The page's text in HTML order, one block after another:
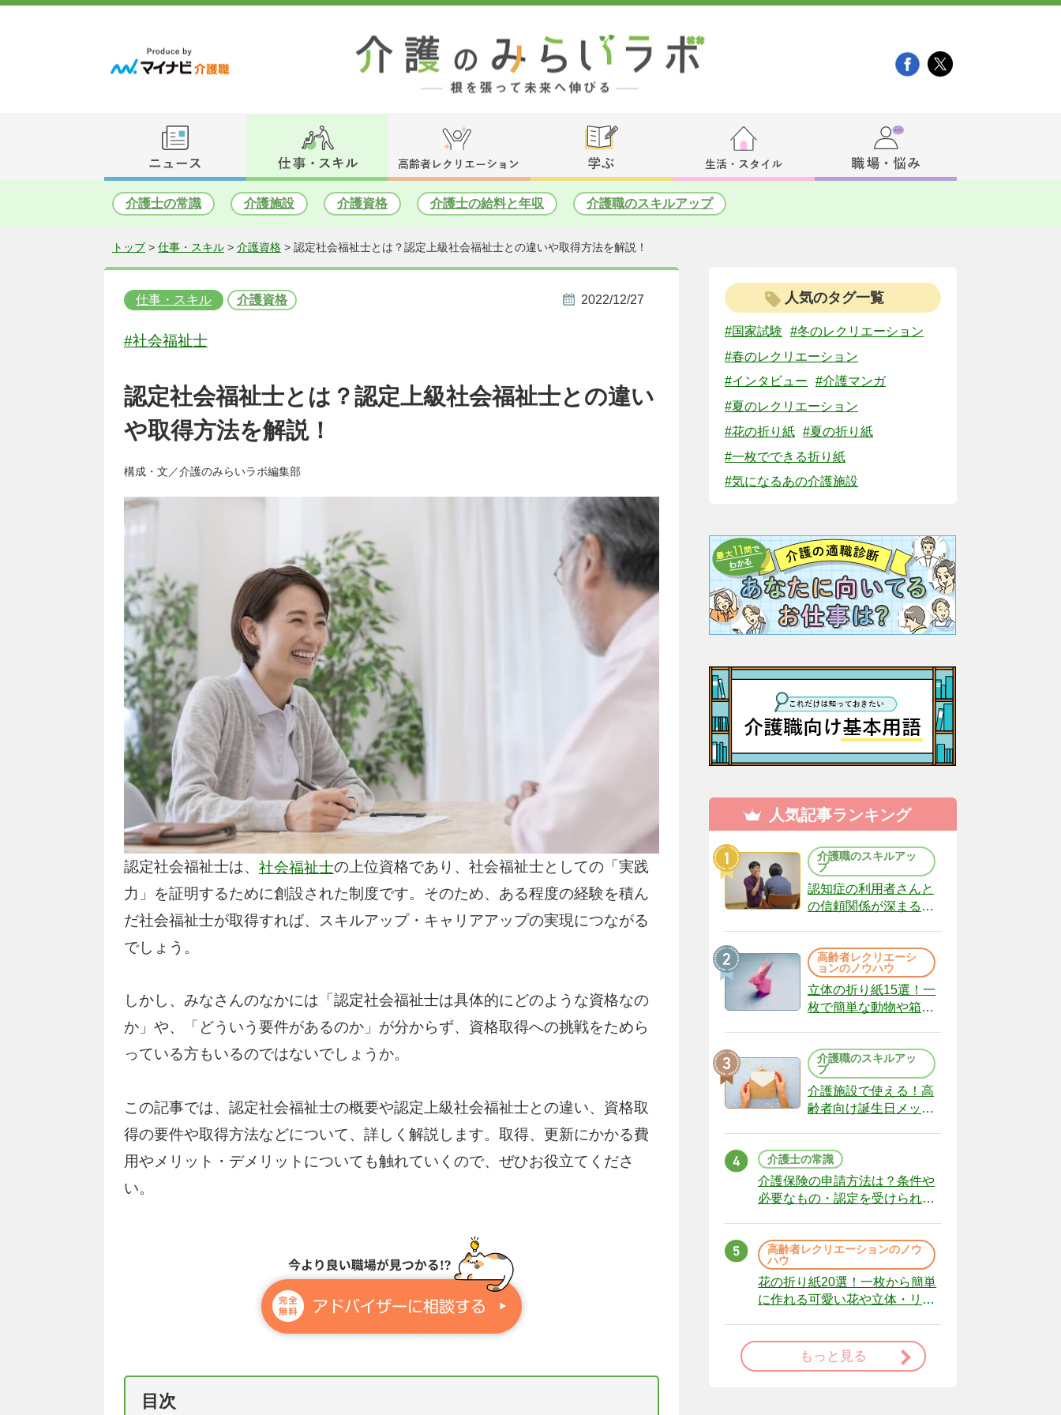
介護士の常識 介護施設 介護資格 介護士の給料と年収 介護職のスキルアップ
トップ> 仕事・スキル > 介護資格 > 認定社会福祉士とは？認定上級社会福祉士との違いや取得方法を解説！
仕事・スキル 介護資格 2022/12/27
#社会福祉士
認定社会福祉士とは？認定上級社会福祉士との違い
や取得方法を解説！
構成・文／介護のみらいラボ編集部
認定社会福祉士は、 社会福祉士の上位資格であり、社会福祉士としての「実践
力」を証明するために創設された制度です。そのため、ある程度の経験を積ん
だ社会福祉士が取得すれば、スキルアップ・キャリアアップの実現につながる
でしょう。
しかし、みなさんのなかには「認定社会福祉士は具体的にどのような資格なの
か」や、「どういう要件があるのか」が分からず、資格取得への挑戦をためら
っている方もいるのではないでしょうか。
この記事では、認定社会福祉士の概要や認定上級社会福祉士との違い、資格取
得の要件や取得方法などについて、詳しく解説します。取得、更新にかかる費
用やメリット・デメリットについても触れていくので、ぜひお役立てくださ
い。
目次
人気のタグ一覧
#国家試験
#冬のレクリエーション
#春のレクリエーション
#インタビュー
#介護マンガ
#夏のレクリエーション
#花の折り紙 #夏の折り紙
#一枚でできる折り紙
#気になるあの介護施設
人気記事ランキング
介護職のスキルアッ
プ
認知症の利用者さんと
の信頼関係が深まる声
（22）
高齢者レクリエーシ
ョンのノウハウ
立体の折り紙15選！一
枚で簡単な動物や箱、
介護職のスキルアッ
プ
介護施設で使える！高
齢者向け誕生日メッセ
介護士の常識
介護保険の申請方法は？条件や
必要なもの・認定を受けられな
高齢者レクリエーションのノウ
ハウ
花の折り紙20選！一枚から簡単
に作れる可愛い花や立体・リー
もっと見る